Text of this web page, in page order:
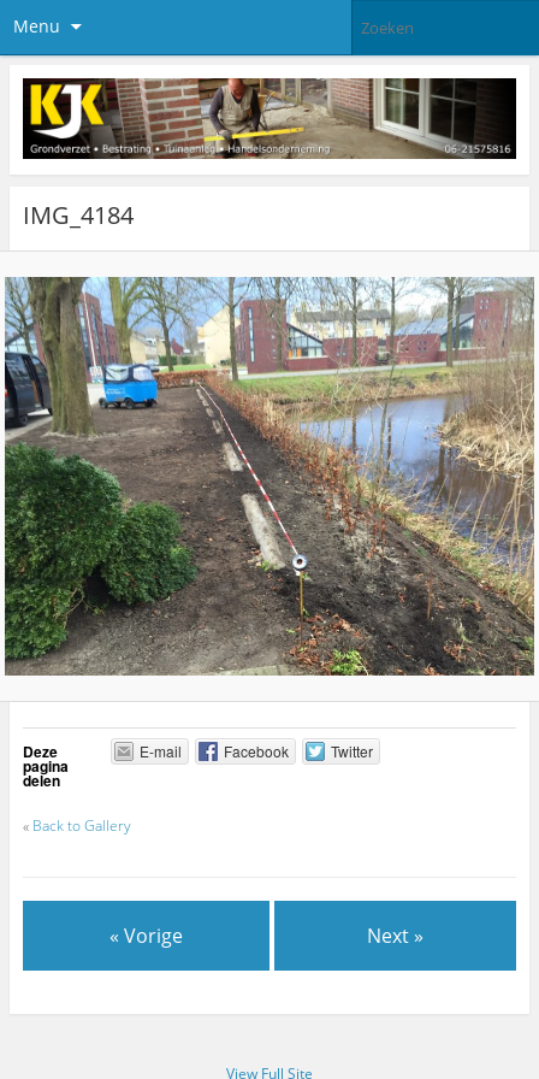
Menu
IMG_4184
Deze
pagina
delen
E-mail Facebook Twitter
« Back to Gallery
« Vorige Next »
View Full Site